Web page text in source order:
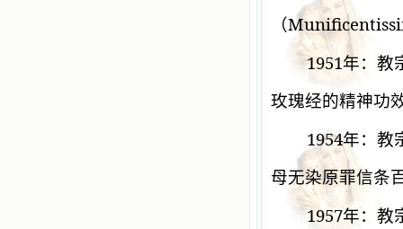
（
1951年：教
玫瑰经的精神功
1954年：教
母无染原罪信条
1957年：教